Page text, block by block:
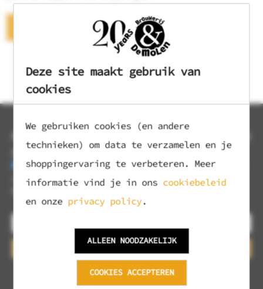
Deze site maakt gebruik van
cookies
We gebruiken cookies (en andere
technieken) om data te verzamelen en je
shoppingervaring te verbeteren. Meer
informatie vind je in ons cookiebeleid
en onze privacy policy.
COOKIES ACCEPTEREN
ALLEEN NOODZAKELIJK
Ontdek Stichting Philadelphia
MELD JE AAN VOOR ONZE NIEUWSBRIEF EN
ONTVANG 10% KORTING!
Ja, ik ontvang graag jullie wekelijkse nieuwsbrief met
nieuws en aanbiedingen.
Mijn gegevens worden verwerkt volgens het